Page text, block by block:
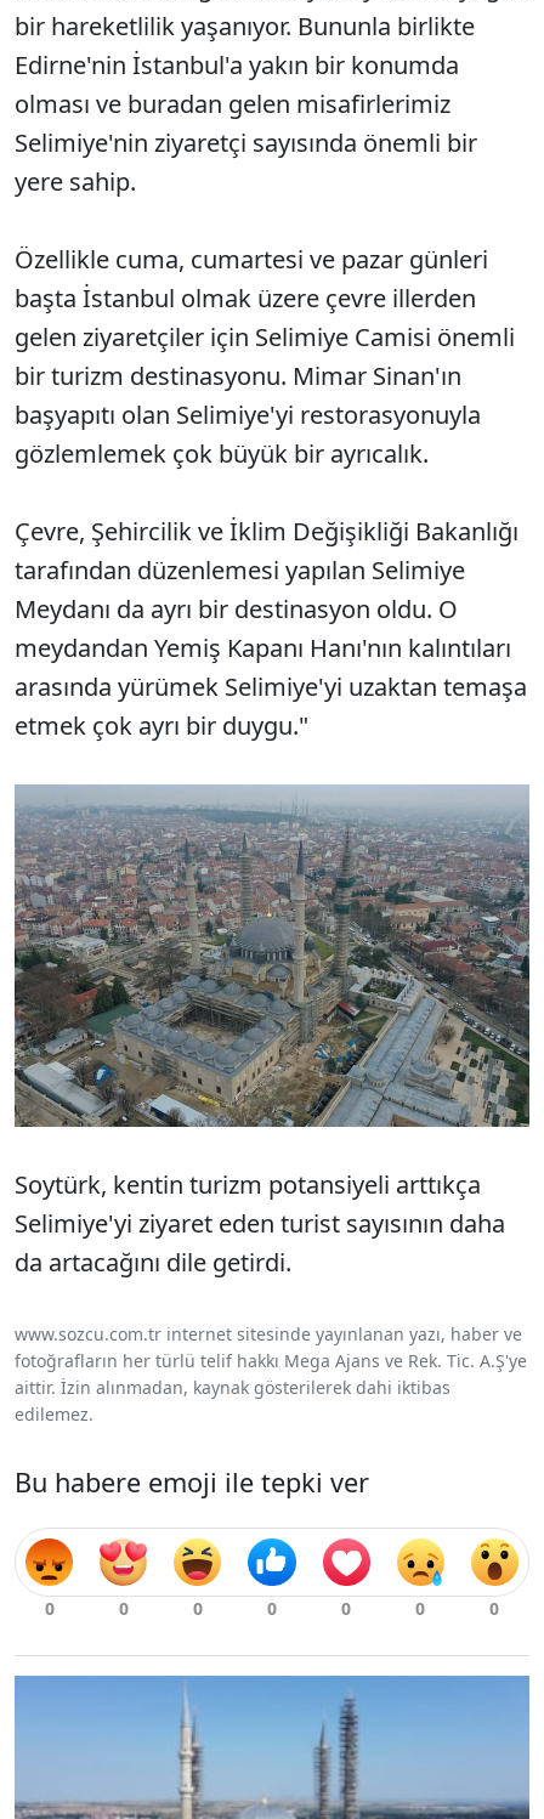
bir hareketlilik yaşanıyor. Bununla birlikte
Edirne'nin İstanbul'a yakın bir konumda
olması ve buradan gelen misafirlerimiz
Selimiye'nin ziyaretçi sayısında önemli bir
yere sahip.
Özellikle cuma, cumartesi ve pazar günleri
başta İstanbul olmak üzere çevre illerden
gelen ziyaretçiler için Selimiye Camisi önemli
bir turizm destinasyonu. Mimar Sinan'ın
başyapıtı olan Selimiye'yi restorasyonuyla
gözlemlemek çok büyük bir ayrıcalık.
Çevre, Şehircilik ve İklim Değişikliği Bakanlığı
tarafından düzenlemesi yapılan Selimiye
Meydanı da ayrı bir destinasyon oldu. O
meydandan Yemiş Kapanı Hanı'nın kalıntıları
arasında yürümek Selimiye'yi uzaktan temaşa
etmek çok ayrı bir duygu."
Soytürk, kentin turizm potansiyeli arttıkça
Selimiye'yi ziyaret eden turist sayısının daha
da artacağını dile getirdi.
www.sozcu.com.tr internet sitesinde yayınlanan yazı, haber ve
fotoğrafların her türlü telif hakkı Mega Ajans ve Rek. Tic. A.Ş'ye
aittir. İzin alınmadan, kaynak gösterilerek dahi iktibas
edilemez.
Bu habere emoji ile tepki ver